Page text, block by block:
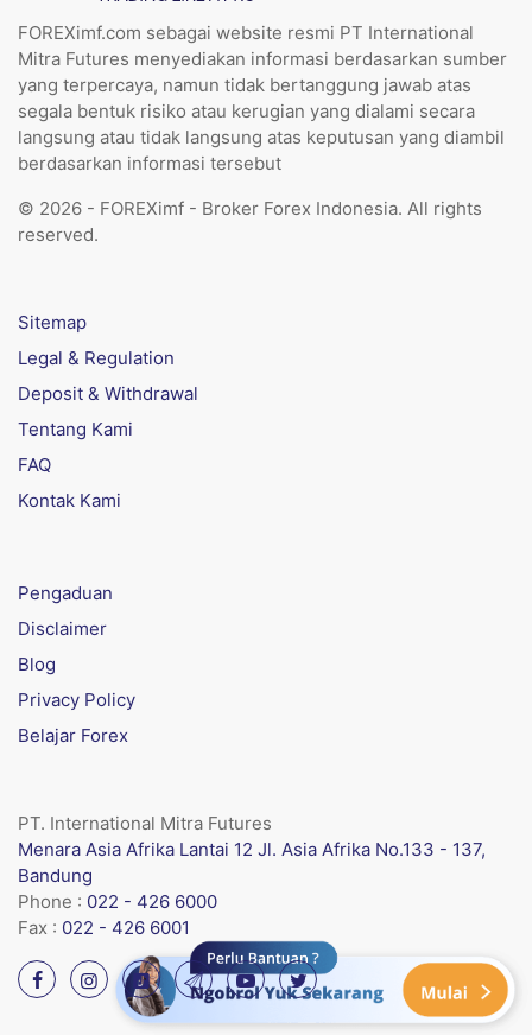
FOREXimf.com sebagai website resmi PT International
Mitra Futures menyediakan informasi berdasarkan sumber
yang terpercaya, namun tidak bertanggung jawab atas
segala bentuk risiko atau kerugian yang dialami secara
langsung atau tidak langsung atas keputusan yang diambil
berdasarkan informasi tersebut
© 2026 - FOREXimf - Broker Forex Indonesia. All rights
reserved.
Sitemap
Legal & Regulation
Deposit & Withdrawal
Tentang Kami
FAQ
Kontak Kami
Pengaduan
Disclaimer
Blog
Privacy Policy
Belajar Forex
PT. International Mitra Futures
Menara Asia Afrika Lantai 12 Jl. Asia Afrika No.133 - 137,
Bandung
Phone : 022 - 426 6000
Fax : 022 - 426 6001